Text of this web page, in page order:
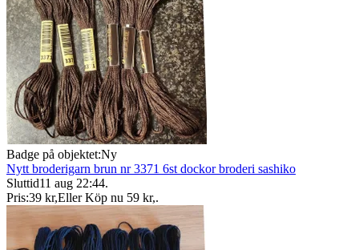
Badge på objektet:Ny
Nytt broderigarn brun nr 3371 6st dockor broderi sashiko
Sluttid11 aug 22:44.
Pris:39 kr,Eller Köp nu 59 kr,.